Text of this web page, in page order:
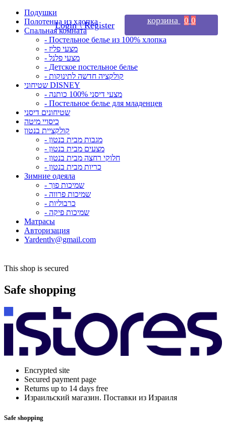
Подушки
Полотенца из хлопка
Спальная комната
- Постельное белье из 100% хлопка
- מצעי פליז
- מצעי פלנל
- Детское постельное белье
- קולקציה חדשה לתינוקות
שטיחוני DISNEY
- מצעי דיסני 100% כותנה
- Постельное белье для младенцев
שטיחונים דיסני
כיסויי מיטה
קולקציית בנטון
- מגבות מבית בנטון
- מצעים מבית בנטון
- חלוקי רחצה מבית בנטון
- כריות מבית בנטון
Зимние одеяла
- שמיכות פוך
- שמיכות פרווה
- כרבוליות
- שמיכות פיקה
Матрасы
Авторизация
Yardentlv@gmail.com
This shop is secured
Safe shopping
Encrypted site
Secured payment page
Returns up to 14 days free
Израильский магазин. Поставки из Израиля
Safe shopping
Login \ Register корзина 0 0